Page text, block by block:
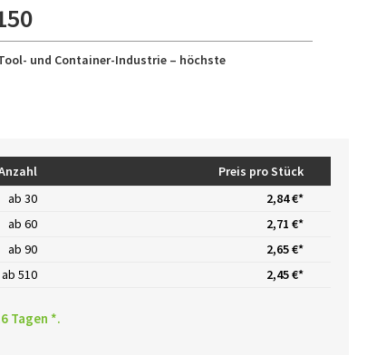
und Container-Industrie – höchste
Preis pro Stück
ab 30
2,84 €*
ab 60
2,71 €*
ab 90
2,65 €*
ab 510 2,45 €*
Tagen *.